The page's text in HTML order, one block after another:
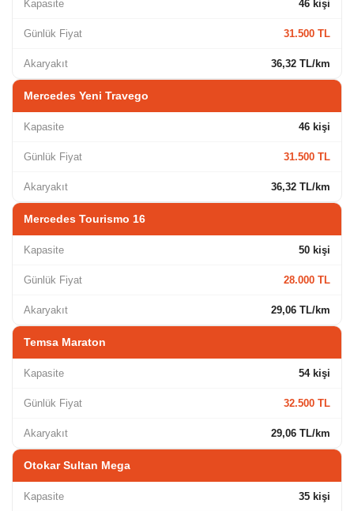
Kapasite 46 kişi
Günlük Fiyat 31.500 TL
Akaryakıt 36,32 TL/km
Mercedes Yeni Travego
Kapasite 46 kişi
Günlük Fiyat 31.500 TL
Akaryakıt 36,32 TL/km
Mercedes Tourismo 16
Kapasite 50 kişi
Günlük Fiyat 28.000 TL
Akaryakıt 29,06 TL/km
Temsa Maraton
Kapasite 54 kişi
Günlük Fiyat 32.500 TL
Akaryakıt 29,06 TL/km
Otokar Sultan Mega
Kapasite 35 kişi